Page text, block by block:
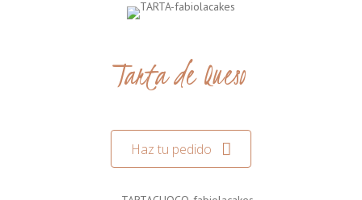
Tarta de Queso
Haz tu pedido